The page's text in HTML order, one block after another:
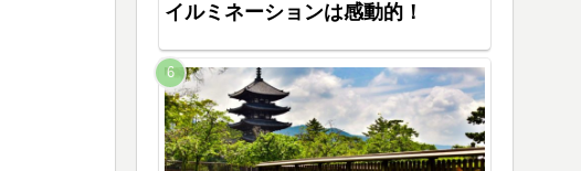
イルミネーションは感動的！